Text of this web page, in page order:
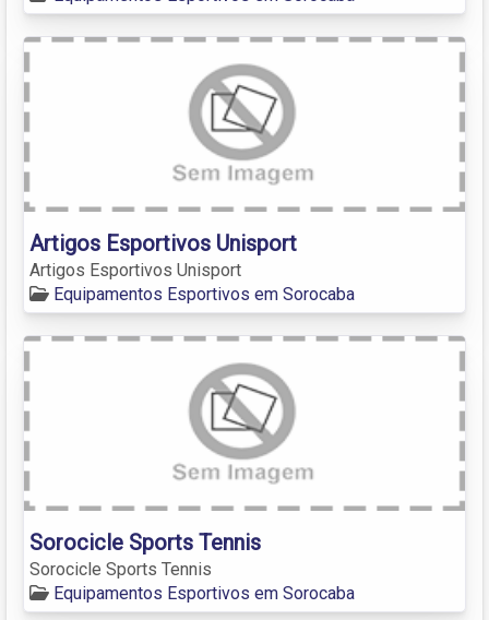
Artigos Esportivos Unisport
Artigos Esportivos Unisport
Equipamentos Esportivos em Sorocaba
Sorocicle Sports Tennis
Sorocicle Sports Tennis
Equipamentos Esportivos em Sorocaba